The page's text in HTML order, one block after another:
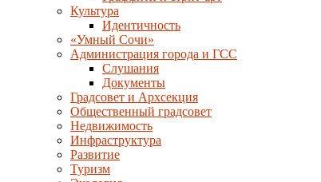
Культура
Идентичность
«Умный Сочи»
Администрация города и ГСС
Слушания
Документы
Градсовет и Архсекция
Общественный градсовет
Недвижимость
Инфраструктура
Развитие
Туризм